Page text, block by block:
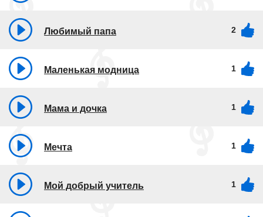
Любимый папа 2
Маленькая модница 1
Мама и дочка 1
Мечта 1
Мой добрый учитель 1